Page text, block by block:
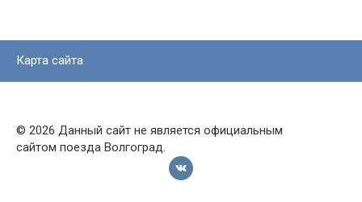
Карта сайта
© 2026 Данный сайт не является официальным
сайтом поезда Волгоград.